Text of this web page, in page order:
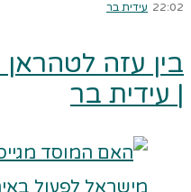
22:02 עידית בר
| עידית בר